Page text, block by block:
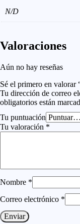
N/D
Valoraciones
Aún no hay reseñas
Sé el primero en valorar
Tu dirección de correo
obligatorios están
Tu puntuación
Tu valoración *
Nombre *
Correo electrónico *